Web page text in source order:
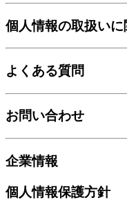
個人情報の取扱いに
よくある質問
お問い合わせ
企業情報
個人情報保護方針